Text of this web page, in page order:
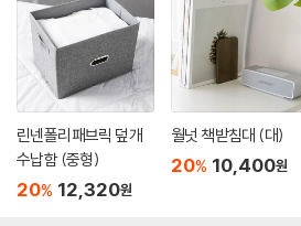
린넨폴리패브릭 덮개
수납함 (중형)
20% 12,320원
월넛 책받침대 (대)
20% 10,400원